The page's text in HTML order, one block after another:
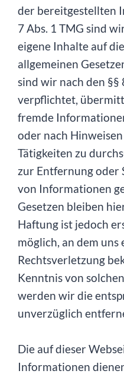
der bereitgestellten
7 Abs. 1 TMG sind
eigene Inhalte auf
allgemeinen
sind wir nach den §§
verpflichtet,
fremde
oder nach
Tätigkeiten zu
zur Entfernung oder
von Informationen
Gesetzen bleiben
Haftung ist jedoch
möglich, an dem
Rechtsverletzung
Kenntnis von
werden wir die
unverzüglich
Die auf dieser
Informationen